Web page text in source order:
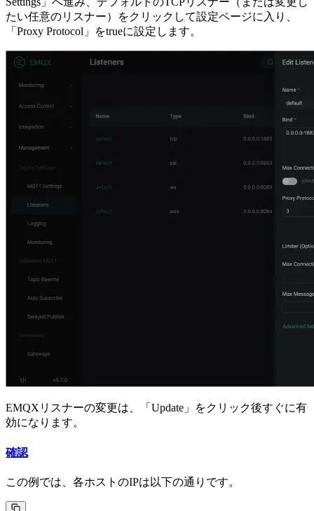
たい任意のリスナー）をクリックして設定ページに入り、
「Proxy Protocol」をtrueに設定します。
EMQXリスナーの変更は、「Update」をクリック後すぐに有
効になります。
確認
この例では、各ホストのIPは以下の通りです。